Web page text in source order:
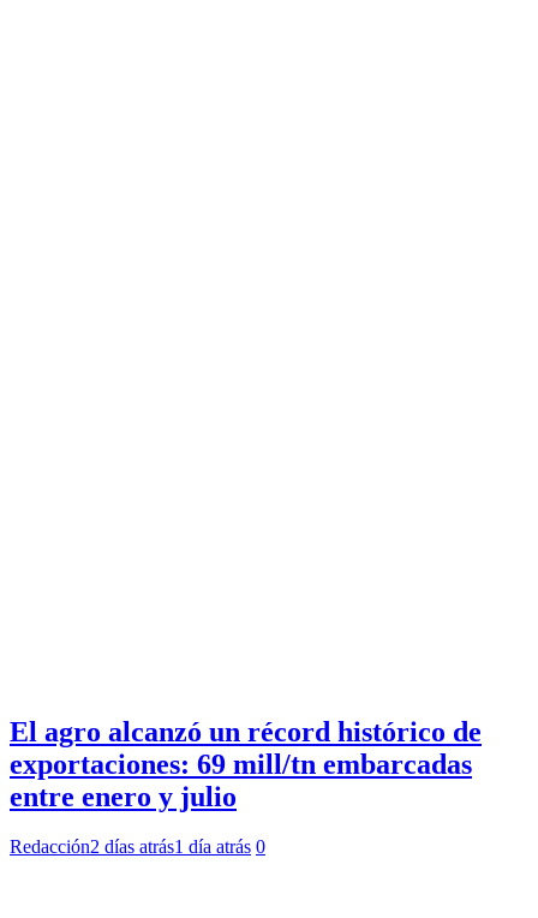
El agro alcanzó un récord histórico de
exportaciones: 69 mill/tn embarcadas
entre enero y julio
Redacción2 días atrás1 día atrás 0